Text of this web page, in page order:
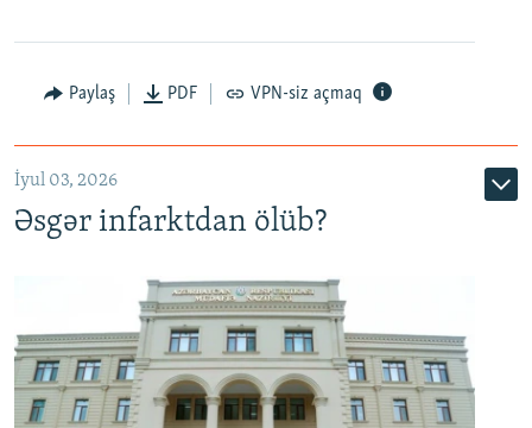
Auto 240p 360p 480p
720p 1080p
Paylaş PDF VPN-siz açmaq
İyul 03, 2026
Əsgər infarktdan ölüb?